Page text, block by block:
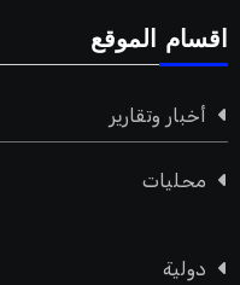
اقسام الموقع
أخبار وتقارير
محليات
دولية